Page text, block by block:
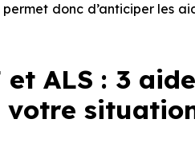
donc d’anticiper les
ALS : 3
votre